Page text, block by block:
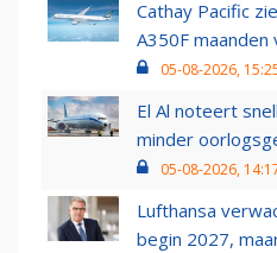
Cathay Pacific
A350F
05-08-2026,
El Al noteert
minder
05-08-2026,
Lufthansa
begin 2027,